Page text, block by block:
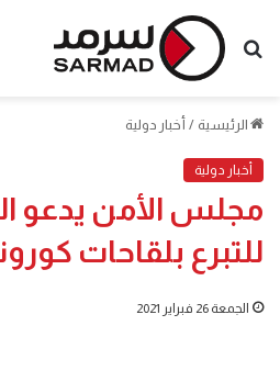
بحث
الرئيسية / أخبار دولية
أخبار دولية
مجلس الأمن يدعو
للتبرع بلقاحات
الجمعة 26 فبراير 2021